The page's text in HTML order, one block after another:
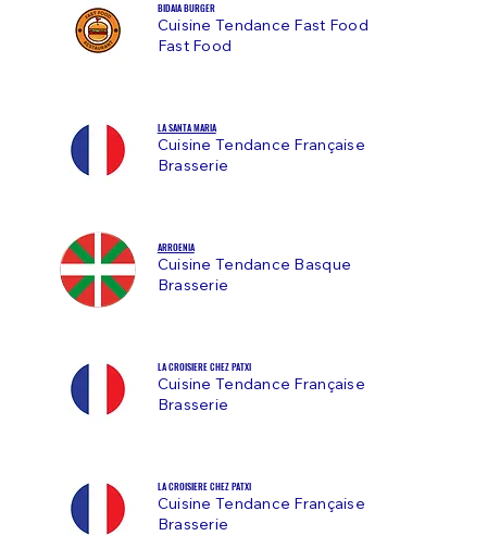
BIDAIA BURGER
Cuisine Tendance Fast Food
Fast Food
LA SANTA MARIA
Cuisine Tendance Française
Brasserie
ARROENIA
Cuisine Tendance Basque
Brasserie
LA CROISIERE CHEZ PATXI
Cuisine Tendance Française
Brasserie
LA CROISIERE CHEZ PATXI
Cuisine Tendance Française
Brasserie